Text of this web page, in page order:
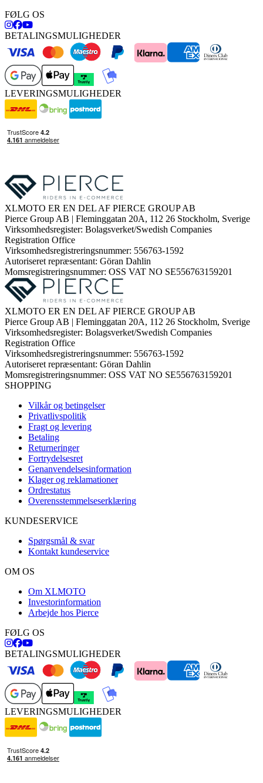
FØLG OS
BETALINGSMULIGHEDER
LEVERINGSMULIGHEDER
XLMOTO ER EN DEL AF PIERCE GROUP AB
Pierce Group AB | Fleminggatan 20A, 112 26 Stockholm, Sverige
Virksomhedsregister: Bolagsverket/Swedish Companies
Registration Office
Virksomhedsregistreringsnummer: 556763-1592
Autoriseret repræsentant: Göran Dahlin
Momsregistreringsnummer: OSS VAT NO SE556763159201
XLMOTO ER EN DEL AF PIERCE GROUP AB
Pierce Group AB | Fleminggatan 20A, 112 26 Stockholm, Sverige
Virksomhedsregister: Bolagsverket/Swedish Companies
Registration Office
Virksomhedsregistreringsnummer: 556763-1592
Autoriseret repræsentant: Göran Dahlin
Momsregistreringsnummer: OSS VAT NO SE556763159201
SHOPPING
Vilkår og betingelser
Privatlivspolitik
Fragt og levering
Betaling
Returneringer
Fortrydelsesret
Genanvendelsesinformation
Klager og reklamationer
Ordrestatus
Overensstemmelseserklæring
KUNDESERVICE
Spørgsmål & svar
Kontakt kundeservice
OM OS
Om XLMOTO
Investorinformation
Arbejde hos Pierce
FØLG OS
BETALINGSMULIGHEDER
LEVERINGSMULIGHEDER